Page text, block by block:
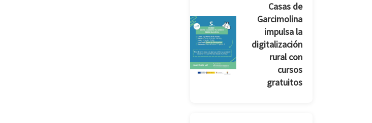
Casas de
Garcimolina
impulsa la
digitalización
rural con
cursos
gratuitos